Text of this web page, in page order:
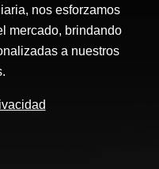
nos esforzamos
mercado, brindando
a nuestros